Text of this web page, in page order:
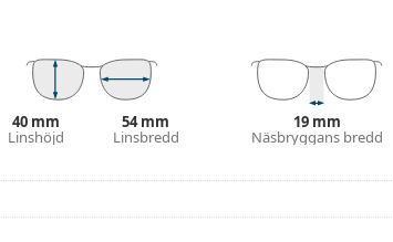
färg och utformning kan variera.
skötsel av glasögon. Observera att vissa
putsduk.
eller kolla in vår glasögonguideom du
före användning
40 mm
Linshöjd
54 mm
Linsbredd
19 mm
Näsbryggans bredd